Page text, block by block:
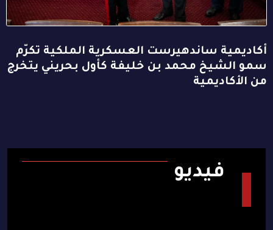
أكاديمية ساندهيرست العسكرية الملكية تكرّم
سمو الشيخ محمد بن خليفة كأول بحريني يتخرج
من الأكاديمية
فيديو